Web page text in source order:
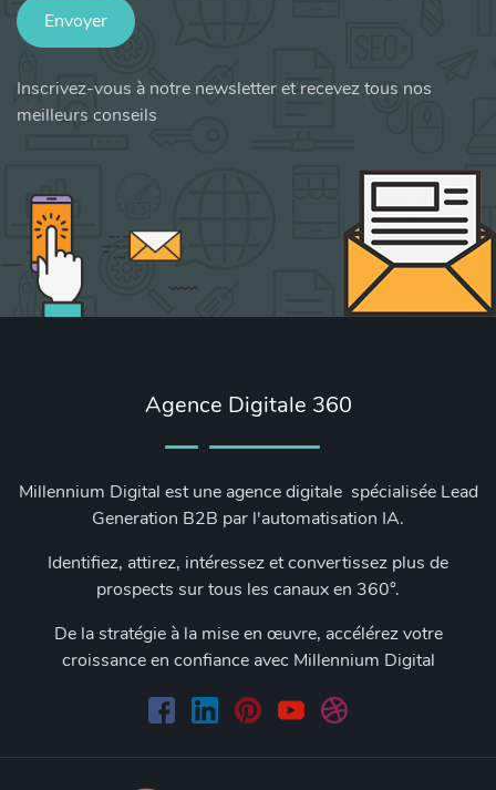
Envoyer
Inscrivez-vous à notre newsletter et recevez tous nos
meilleurs conseils
Agence Digitale 360
Millennium Digital est une agence digitale spécialisée Lead
Generation B2B par l'automatisation IA.
Identifiez, attirez, intéressez et convertissez plus de
prospects sur tous les canaux en 360°.
De la stratégie à la mise en œuvre, accélérez votre
croissance en confiance avec Millennium Digital